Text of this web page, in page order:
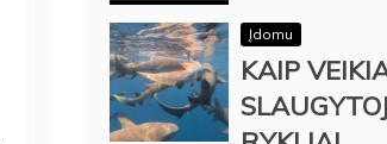
Įdomu
KAIP